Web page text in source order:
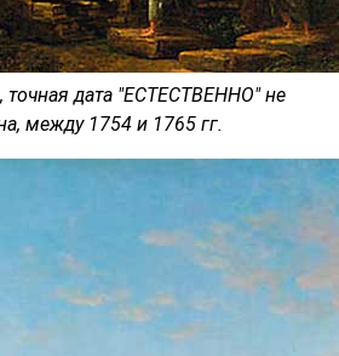
дата "ЕСТЕСТВЕННО" не
между 1754 и 1765 гг.